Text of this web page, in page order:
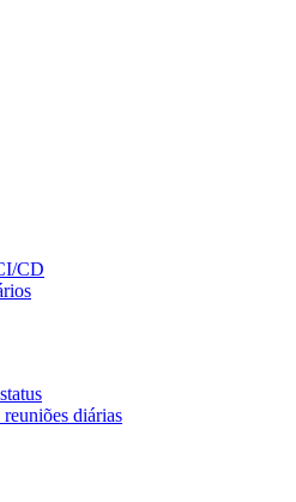
CD
reuniões diárias